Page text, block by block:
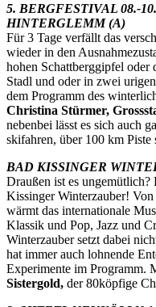
5. BERGFESTIVAL 08.-
HINTERGLEMM (A)
Für 3 Tage verfällt das
wieder in den
hohen Schattberggipfel oder
Stadl und oder in zwei
dem Programm des
Christina Stürmer,
nebenbei lässt es sich auch
skifahren, über 100 km Piste
BAD KISSINGER
Draußen ist es
Kissinger Winterzauber!
wärmt das internationale
Klassik und Pop, Jazz und
Winterzauber setzt dabei
hat immer auch lohnende
Experimente im Programm.
Sistergold, der 80köpfige